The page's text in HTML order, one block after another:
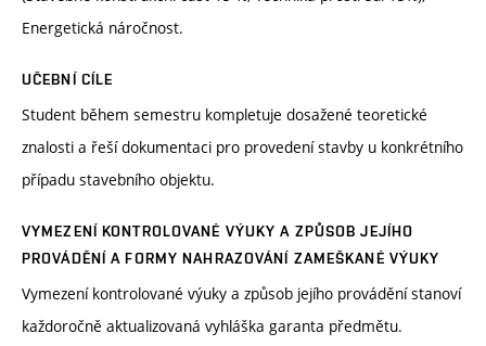
Energetická náročnost.
UČEBNÍ CÍLE
Student během semestru kompletuje dosažené teoretické
znalosti a řeší dokumentaci pro provedení stavby u konkrétního
případu stavebního objektu.
VYMEZENÍ KONTROLOVANÉ VÝUKY A ZPŮSOB JEJÍHO
PROVÁDĚNÍ A FORMY NAHRAZOVÁNÍ ZAMEŠKANÉ VÝUKY
Vymezení kontrolované výuky a způsob jejího provádění stanoví
každoročně aktualizovaná vyhláška garanta předmětu.